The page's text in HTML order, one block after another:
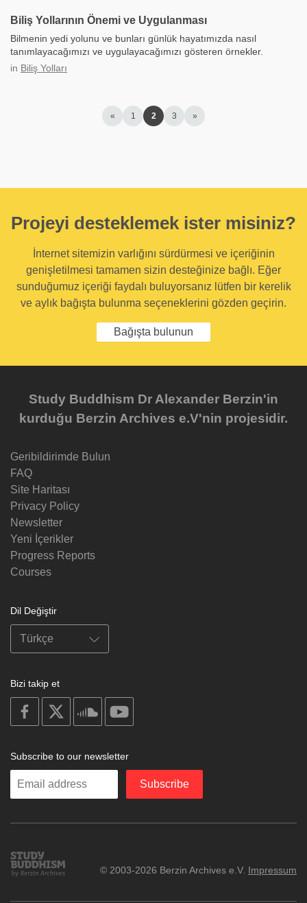
Biliş Yollarının Önemi ve Uygulanması
Bilmenin yedi yolunu ve bunları günlük hayatımızda nasıl
tanımlayacağımızı ve uygulayacağımızı gösteren örnekler.
in Biliş Yolları
« 1 2 3 »
Projeyi desteklemek ister misiniz?
İnternet sitemizin varlığını sürdürmesi ve içeriğinin
genişletilmesi tamamen sizin desteğinize bağlı. Eğer
sunduğumuz içeriği faydalı buluyorsanız lütfen bir kerelik
ve aylık bağışta bulunma seçeneklerini gözden geçirin.
Bağışta bulunun
Study Buddhism Dr Alexander Berzin'in
kurduğu Berzin Archives e.V'nin projesidir.
Geribildirimde Bulun
FAQ
Site Haritası
Privacy Policy
Newsletter
Yeni İçerikler
Progress Reports
Courses
Dil Değiştir
Bizi takip et
on
facebook
soundcloud
Subscribe to our newsletter
Enter
Subscribe
Study
Buddhism
© 2003-2026 Berzin Archives e.V. Impressum